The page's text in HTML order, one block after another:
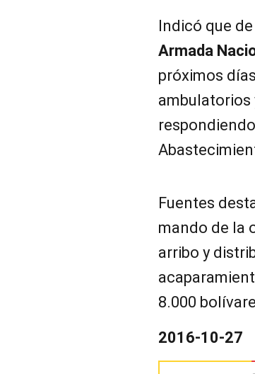
Indicó que
Armada
próximos
ambulatorios
Fuentes
mando de la
arribo y
8.000
2016-10-27